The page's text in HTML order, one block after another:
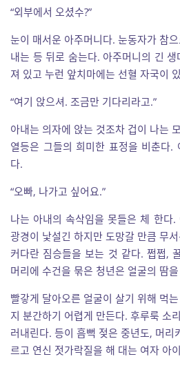
“외부에서 오셨수?”
눈이 매서운 아주머니다. 눈동자가 참
내는 등 뒤로 숨는다. 아주머니의 긴
져 있고 누런 앞치마에는 선혈 자국이
“여기 앉으셔. 조금만 기다리라고.”
아내는 의자에 앉는 것조차 겁이 나는
열등은 그들의 희미한 표정을 비춘다.
다.
“오빠, 나가고 싶어요.”
나는 아내의 속삭임을 못들은 체 한다
광경이 낯설긴 하지만 도망갈 만큼 무
커다란 짐승들을 보는 것 같다. 쩝쩝,
머리에 수건을 묶은 청년은 얼굴의 땀
빨갛게 달아오른 얼굴이 살기 위해 먹
지 분간하기 어렵게 만든다. 후루룩 소
러내린다. 등이 흠뻑 젖은 중년도, 머리
르고 연신 젓가락질을 해 대는 여자 아